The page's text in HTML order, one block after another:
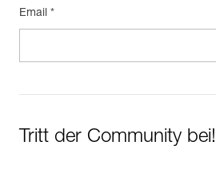
Email *
Tritt der Community bei!